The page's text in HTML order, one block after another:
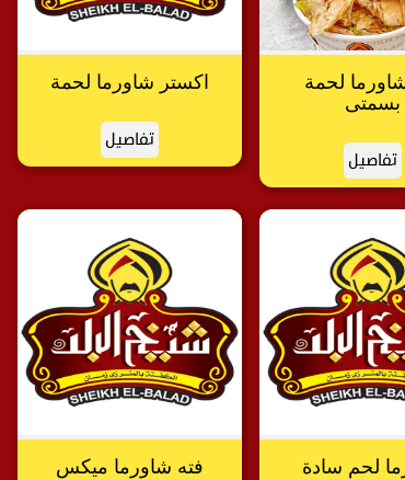
لحمة
بسمتى
تفاصيل
اكستر شاورما لحمة
تفاصيل
لحم سادة فته شاورما ميكس